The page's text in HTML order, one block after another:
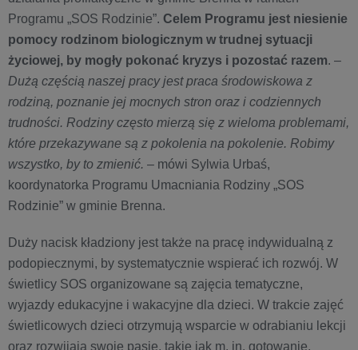
Programu „SOS Rodzinie”. Celem Programu jest niesienie
pomocy rodzinom biologicznym w trudnej sytuacji
życiowej, by mogły pokonać kryzys i pozostać razem. –
Dużą częścią naszej pracy jest praca środowiskowa z
rodziną, poznanie jej mocnych stron oraz i codziennych
trudności. Rodziny często mierzą się z wieloma problemami,
które przekazywane są z pokolenia na pokolenie. Robimy
wszystko, by to zmienić. – mówi Sylwia Urbaś,
koordynatorka Programu Umacniania Rodziny „SOS
Rodzinie” w gminie Brenna.
Duży nacisk kładziony jest także na pracę indywidualną z
podopiecznymi, by systematycznie wspierać ich rozwój. W
świetlicy SOS organizowane są zajęcia tematyczne,
wyjazdy edukacyjne i wakacyjne dla dzieci. W trakcie zajęć
świetlicowych dzieci otrzymują wsparcie w odrabianiu lekcji
oraz rozwijają swoje pasje, takie jak m. in. gotowanie,